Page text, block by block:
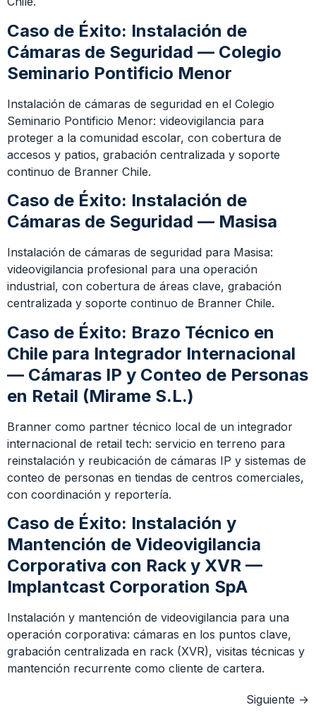
Caso de Éxito: Instalación de
Cámaras de Seguridad — Colegio
Seminario Pontificio Menor
Instalación de cámaras de seguridad en el Colegio
Seminario Pontificio Menor: videovigilancia para
proteger a la comunidad escolar, con cobertura de
accesos y patios, grabación centralizada y soporte
continuo de Branner Chile.
Caso de Éxito: Instalación de
Cámaras de Seguridad — Masisa
Instalación de cámaras de seguridad para Masisa:
videovigilancia profesional para una operación
industrial, con cobertura de áreas clave, grabación
centralizada y soporte continuo de Branner Chile.
Caso de Éxito: Brazo Técnico en
Chile para Integrador Internacional
— Cámaras IP y Conteo de Personas
en Retail (Mirame S.L.)
Branner como partner técnico local de un integrador
internacional de retail tech: servicio en terreno para
reinstalación y reubicación de cámaras IP y sistemas de
conteo de personas en tiendas de centros comerciales,
con coordinación y reportería.
Caso de Éxito: Instalación y
Mantención de Videovigilancia
Corporativa con Rack y XVR —
Implantcast Corporation SpA
Instalación y mantención de videovigilancia para una
operación corporativa: cámaras en los puntos clave,
grabación centralizada en rack (XVR), visitas técnicas y
mantención recurrente como cliente de cartera.
Siguiente →